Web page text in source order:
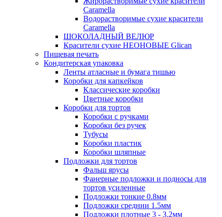
Caramella
Водорастворимые сухие красители
Caramella
ШОКОЛАДНЫЙ ВЕЛЮР
Красители сухие НЕОНОВЫЕ Glican
Пищевая печать
Кондитерская упаковка
Ленты атласные и бумага тишью
Коробки для капкейков
Классические коробки
Цветные коробки
Коробки для тортов
Коробки с ручками
Коробки без ручек
Тубусы
Коробки пластик
Коробки шляпные
Подложки для тортов
Фальш ярусы
Фанерные подложки и подносы для
тортов усиленные
Подложки тонкие 0.8мм
Подложки среднии 1.5мм
Подложки плотные 3 - 3.2мм